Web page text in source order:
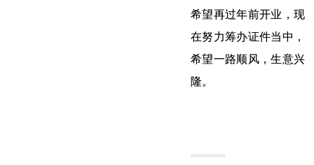
希望再过年前开业，现
在努力筹办证件当中，
希望一路顺风，生意兴
隆。